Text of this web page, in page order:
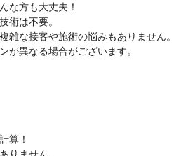
な方も大丈夫！
術は不要。
雑な接客や施術の悩みもありません。
異なる場合がございます。
算！
りません。